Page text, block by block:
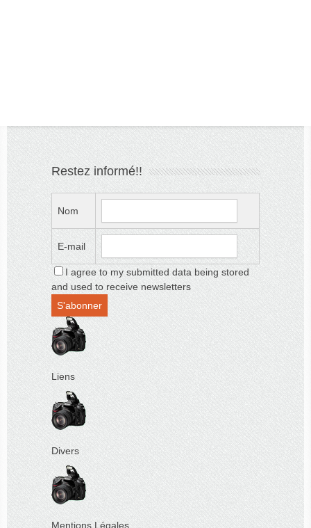
Restez informé!!
Nom
E-mail
I agree to my submitted data being stored
and used to receive newsletters
Liens
Divers
Mentions Légales